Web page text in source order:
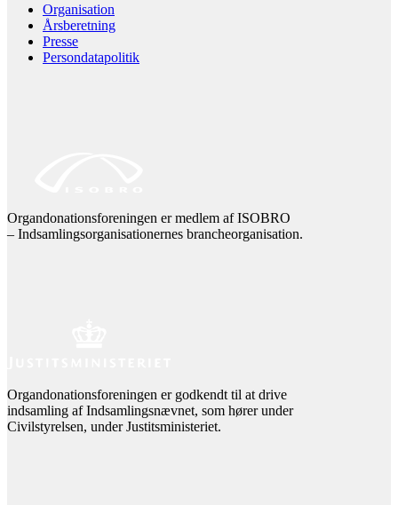
Organisation
Årsberetning
Presse
Persondatapolitik
Organdonationsforeningen er medlem af ISOBRO
– Indsamlingsorganisationernes brancheorganisation.
Organdonationsforeningen er godkendt til at drive
indsamling af Indsamlingsnævnet, som hører under
Civilstyrelsen, under Justitsministeriet.